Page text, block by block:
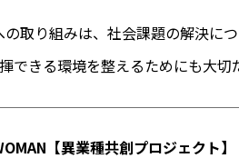
の取り組みは、社会課題の解決に
できる環境を整えるためにも大切
【異業種共創プロジェクト】